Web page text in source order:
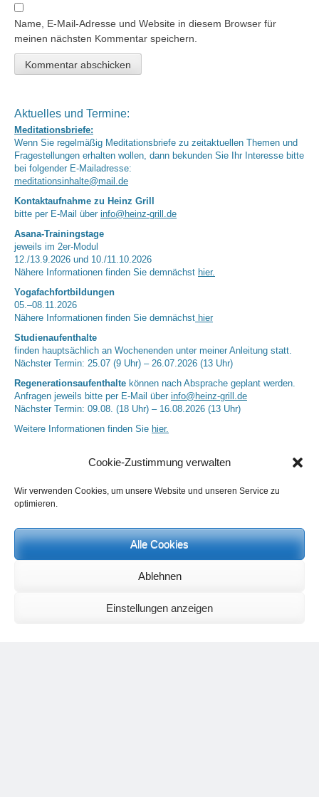
Cookie-Zustimmung verwalten
Wir verwenden Cookies, um unsere Website und unseren Service zu
optimieren.
Alle Cookies
Ablehnen
Einstellungen anzeigen
Name, E-Mail-Adresse und Website in diesem Browser für
meinen nächsten Kommentar speichern.
Aktuelles und Termine:
Meditationsbriefe:
Wenn Sie regelmäßig Meditationsbriefe zu zeitaktuellen Themen und
Fragestellungen erhalten wollen, dann bekunden Sie Ihr Interesse bitte
bei folgender E-Mailadresse:
meditationsinhalte@mail.de
Kontaktaufnahme zu Heinz Grill
bitte per E-Mail über info@heinz-grill.de
Asana-Trainingstage
jeweils im 2er-Modul
12./13.9.2026 und 10./11.10.2026
Nähere Informationen finden Sie demnächst hier.
Yogafachfortbildungen
05.–08.11.2026
Nähere Informationen finden Sie demnächst hier
Studienaufenthalte
finden hauptsächlich an Wochenenden unter meiner Anleitung statt.
Nächster Termin: 25.07 (9 Uhr) – 26.07.2026 (13 Uhr)
Regenerationsaufenthalte können nach Absprache geplant werden.
Anfragen jeweils bitte per E-Mail über info@heinz-grill.de
Nächster Termin: 09.08. (18 Uhr) – 16.08.2026 (13 Uhr)
Weitere Informationen finden Sie hier.
Neueste Kommentare
Spiritualität im Koffer – die Auflösung des